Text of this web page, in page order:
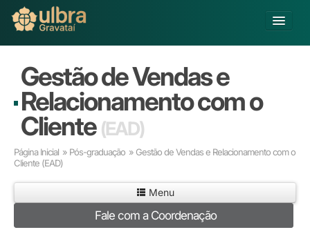
Buscar
Já sou Aluno
Matricule-se
Educação Básica
Graduação
Pós-graduação
Educação a Distância
Gestão de Vendas e
Relacionamento com o
Cliente (EAD)
Página Inicial » Pós-graduação » Gestão de Vendas e Relacionamento com o
Cliente (EAD)
Menu
Fale com a Coordenação